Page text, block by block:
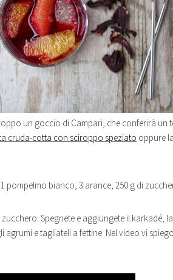
un goccio di Campari, che conferirà un
cruda-cotta con sciroppo speziato oppure la
pompelmo bianco, 3 arance, 250 g di
Spegnete e aggiungete il karkadé,
e tagliateli a fettine. Nel video vi